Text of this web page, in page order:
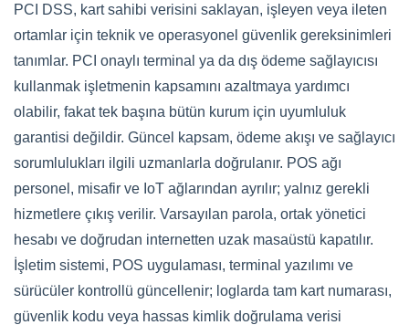
PCI DSS, kart sahibi verisini saklayan, işleyen veya ileten
ortamlar için teknik ve operasyonel güvenlik gereksinimleri
tanımlar. PCI onaylı terminal ya da dış ödeme sağlayıcısı
kullanmak işletmenin kapsamını azaltmaya yardımcı
olabilir, fakat tek başına bütün kurum için uyumluluk
garantisi değildir. Güncel kapsam, ödeme akışı ve sağlayıcı
sorumlulukları ilgili uzmanlarla doğrulanır. POS ağı
personel, misafir ve IoT ağlarından ayrılır; yalnız gerekli
hizmetlere çıkış verilir. Varsayılan parola, ortak yönetici
hesabı ve doğrudan internetten uzak masaüstü kapatılır.
İşletim sistemi, POS uygulaması, terminal yazılımı ve
sürücüler kontrollü güncellenir; loglarda tam kart numarası,
güvenlik kodu veya hassas kimlik doğrulama verisi